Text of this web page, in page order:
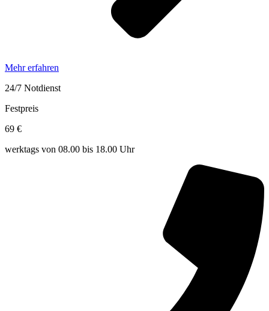
Mehr erfahren
24/7 Notdienst
Festpreis
69 €
werktags von 08.00 bis 18.00 Uhr